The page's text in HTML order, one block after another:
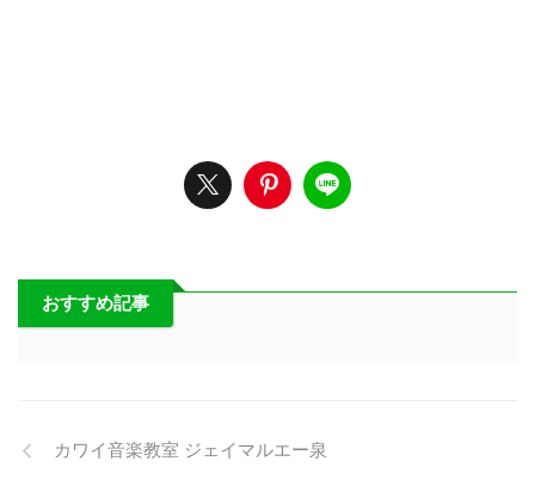
おすすめ記事
カワイ音楽教室 ジェイマルエー泉